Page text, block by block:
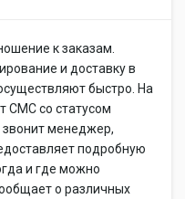
к заказам.
и доставку в
быстро. На
СМС со статусом
звонит менеджер,
подробную
и где можно
о различных